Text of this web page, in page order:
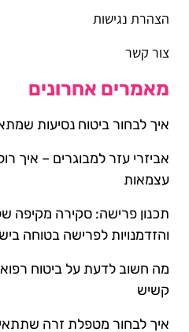
הצהרת נגישות
צור קשר
מאמרים אחרונים
איך לבחור ביטוח נסיעות
אביזרי עזר למבוגרים – איך
עצמאות
תכנון פרישה: סקירה מקיפה
והזדמנויות לפרישה בטוחה
מה חשוב לדעת על ביטוח
קשיש
איך לבחור מטפלת זרה